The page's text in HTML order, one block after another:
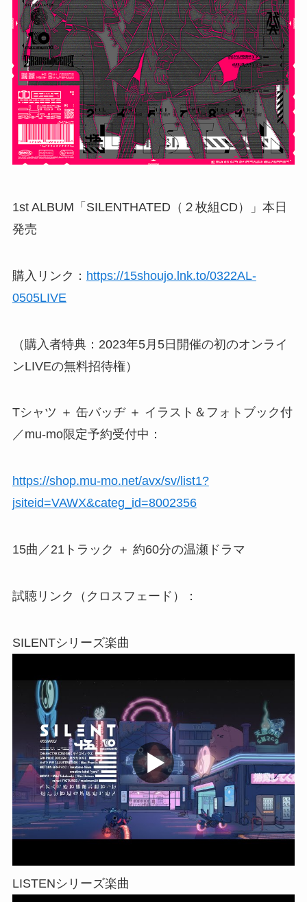
1st ALBUM「SILENTHATED（２枚組CD）」本日
発売
購入リンク： https://15shoujo.lnk.to/0322AL-
0505LIVE
（購入者特典：2023年5月5日開催の初のオンライ
ンLIVEの無料招待権）
Tシャツ ＋ 缶バッヂ ＋ イラスト＆フォトブック付
／mu-mo限定予約受付中：
https://shop.mu-mo.net/avx/sv/list1?
jsiteid=VAWX&categ_id=8002356
15曲／21トラック ＋ 約60分の温瀬ドラマ
試聴リンク（クロスフェード）：
SILENTシリーズ楽曲
LISTENシリーズ楽曲